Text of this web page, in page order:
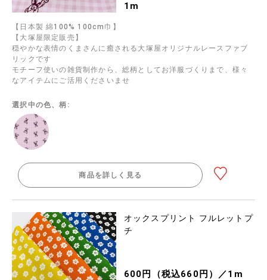
1m
【日本製 綿100% 100cm巾】
【大塚屋限定販売】
穏やかな表情のくまさんに癒される大塚屋オリジナルレースファブ
リックです
モチーフ使いの雑貨制作から、総柄としてお洋服づくりまで、様々
なアイテムにご活用くださいませ
選択中の色、柄:
商品を詳しく見る
オックスプリント フルレットプ
チ
600円（税込660円）／1m